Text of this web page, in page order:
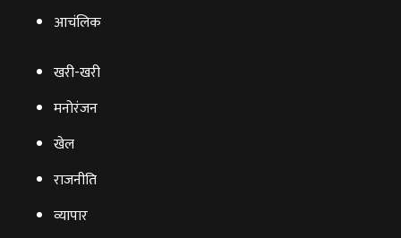
आचंलिक
खरी-खरी
मनोरंजन
खेल
राजनीति
व्‍यापार